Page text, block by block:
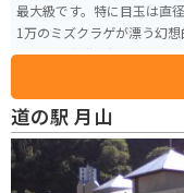
最大級です。特に目玉は直
1万のミズクラゲが漂う幻
ムや成長段階を観察できる
アシカやアザラシの展示・
実。また、地元の魚や特色
アイスなどが提供されるレ
設されています。家族連れ
トとなっています。
道の駅 月山